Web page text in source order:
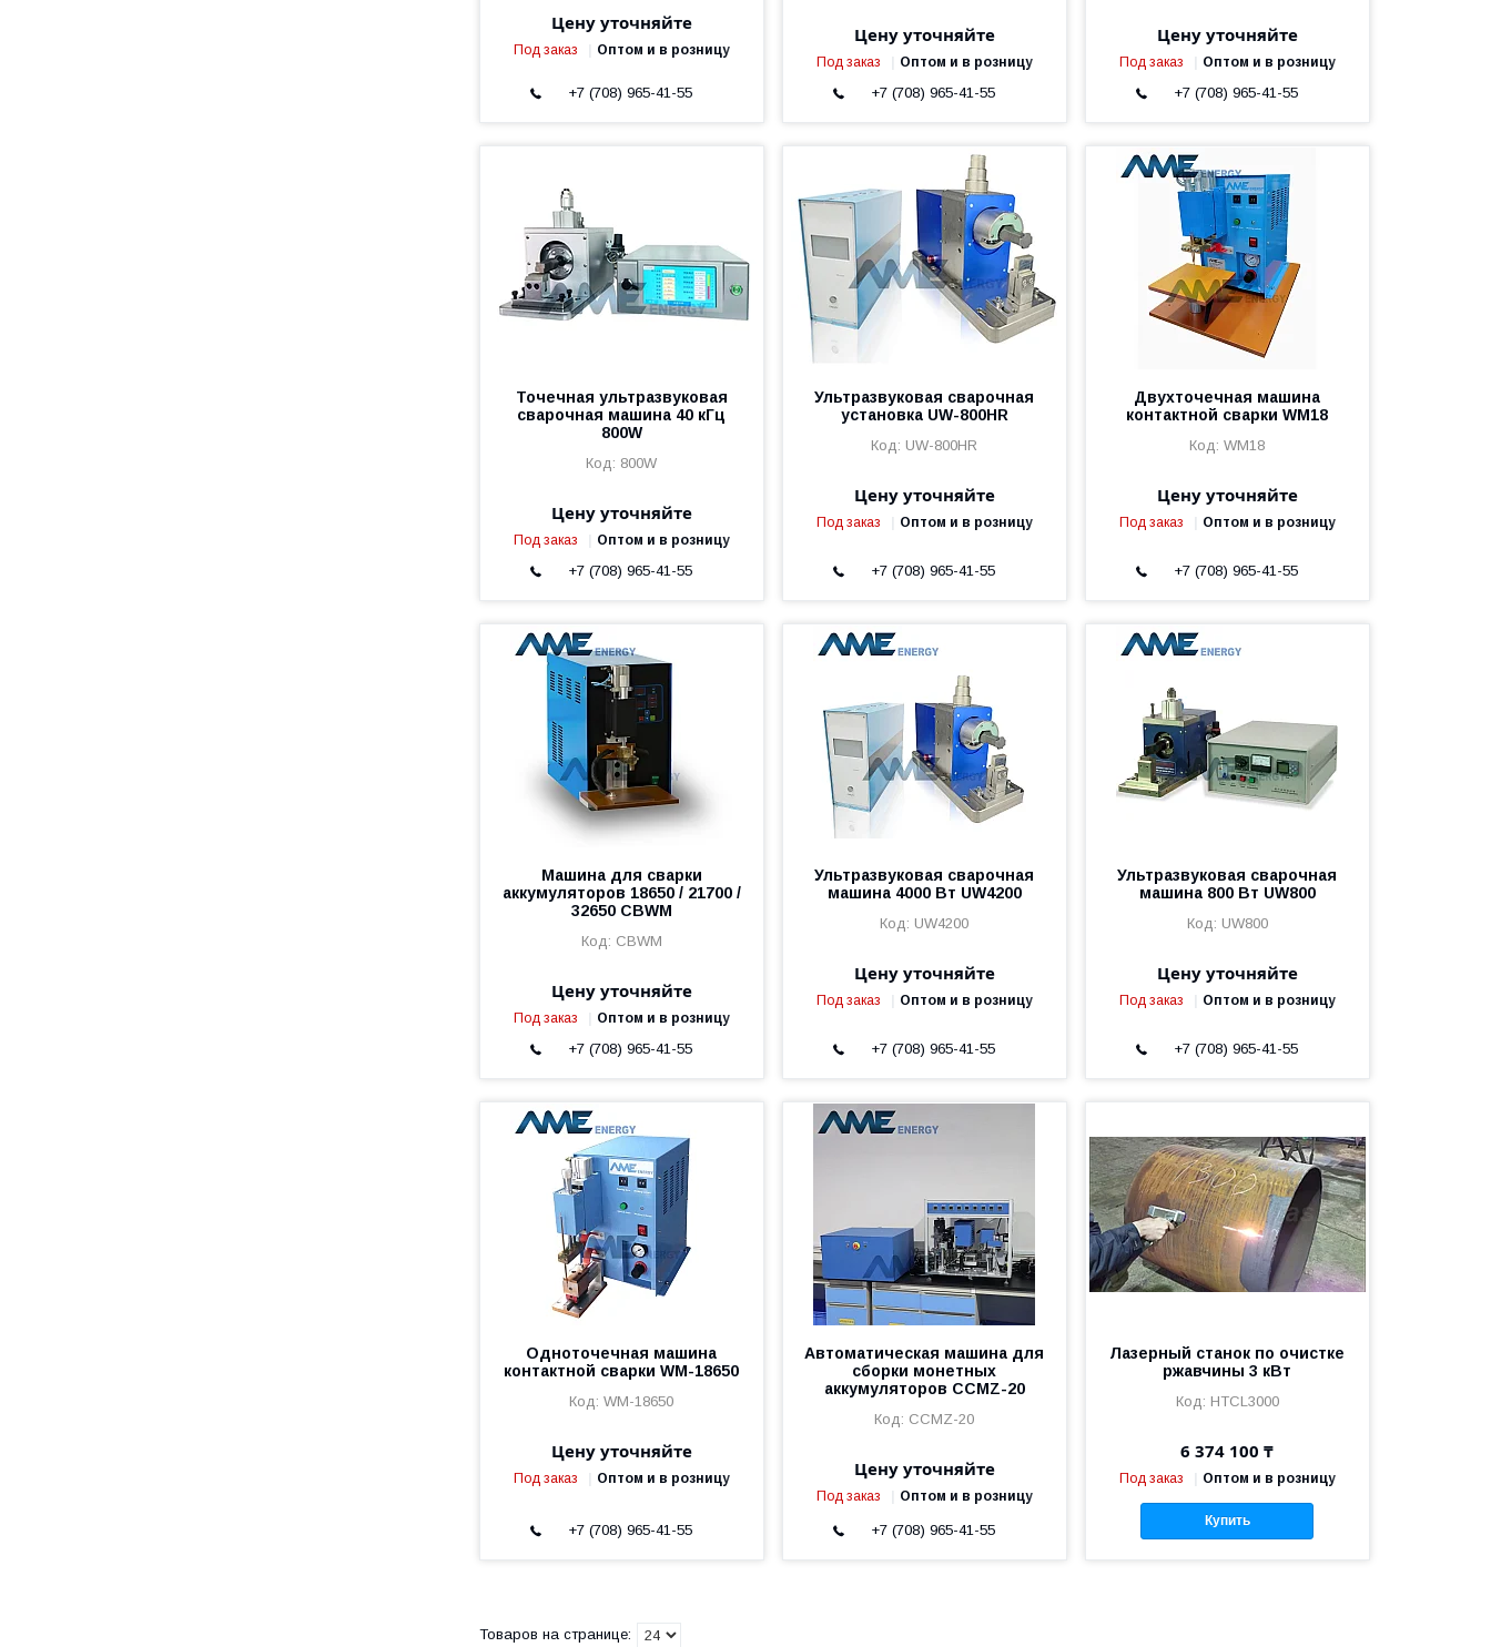
Цену уточняйте
Под заказ Оптом и в розницу
+7 (708) 965-41-55
Цену уточняйте
Под заказ Оптом и в розницу
+7 (708) 965-41-55
Цену уточняйте
Под заказ Оптом и в розницу
+7 (708) 965-41-55
Точечная ультразвуковая
сварочная машина 40 кГц
800W
800W
Цену уточняйте
Под заказ Оптом и в розницу
+7 (708) 965-41-55
Ультразвуковая сварочная
установка UW-800HR
UW-800HR
Цену уточняйте
Под заказ Оптом и в розницу
+7 (708) 965-41-55
Двухточечная машина
контактной сварки WM18
WM18
Цену уточняйте
Под заказ Оптом и в розницу
+7 (708) 965-41-55
Машина для сварки
аккумуляторов 18650 / 21700 /
32650 CBWM
CBWM
Цену уточняйте
Под заказ Оптом и в розницу
+7 (708) 965-41-55
Ультразвуковая сварочная
машина 4000 Вт UW4200
UW4200
Цену уточняйте
Под заказ Оптом и в розницу
+7 (708) 965-41-55
Ультразвуковая сварочная
машина 800 Вт UW800
UW800
Цену уточняйте
Под заказ Оптом и в розницу
+7 (708) 965-41-55
Одноточечная машина
контактной сварки WM-18650
WM-18650
Цену уточняйте
Под заказ Оптом и в розницу
+7 (708) 965-41-55
Автоматическая машина для
сборки монетных
аккумуляторов CCMZ-20
CCMZ-20
Цену уточняйте
Под заказ Оптом и в розницу
+7 (708) 965-41-55
Лазерный станок по очистке
ржавчины 3 кВт
HTCL3000
6 374 100 ₸
Под заказ Оптом и в розницу
Купить